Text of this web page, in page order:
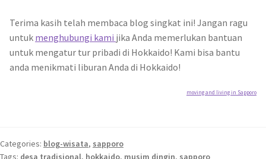
Terima kasih telah membaca blog singkat ini! Jangan ragu
untuk menghubungi kami jika Anda memerlukan bantuan
untuk mengatur tur pribadi di Hokkaido! Kami bisa bantu
anda menikmati liburan Anda di Hokkaido!
moving and living in Sapporo
Categories: blog-wisata, sapporo
Tags: desa tradisional, hokkaido, musim dingin, sapporo